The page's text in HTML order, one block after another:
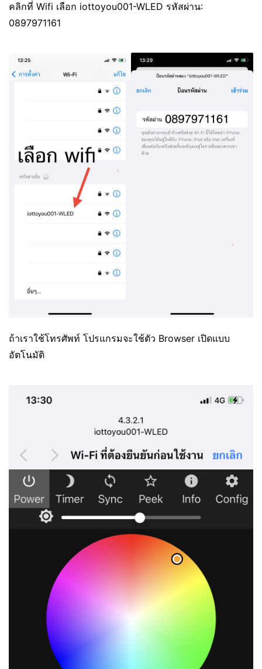
คลิกที่ Wifi เลือก iottoyou001-WLED รหัสผ่าน:
0897971161
ถ้าเราใช้โทรศัพท์ โปรแกรมจะใช้ตัว Browser เปิดแบบ
อัตโนมัติ